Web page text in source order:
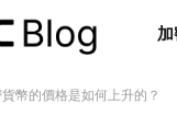
幣的價格是如何上升的？